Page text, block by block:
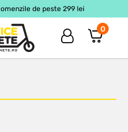
de peste 299 lei
0